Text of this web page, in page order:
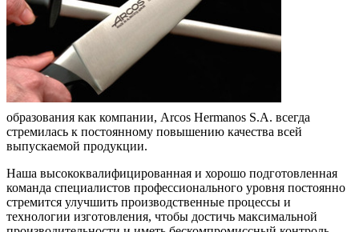
образования как компании, Arcos Hermanos S.A. всегда
стремилась к постоянному повышению качества всей
выпускаемой продукции.
Наша высококвалифицированная и хорошо подготовленная
команда специалистов профессионального уровня постоянно
стремится улучшить производственные процессы и
технологии изготовления, чтобы достичь максимальной